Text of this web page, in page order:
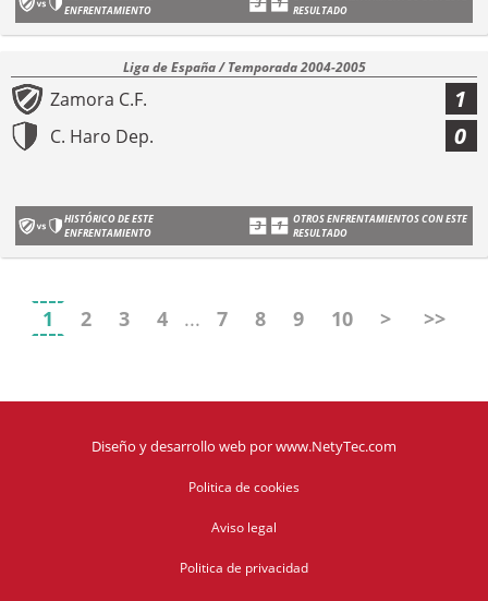
ENFRENTAMIENTO
RESULTADO
Liga de España / Temporada 2004-2005
Zamora C.F. 1
C. Haro Dep. 0
HISTÓRICO DE ESTE
ENFRENTAMIENTO
OTROS ENFRENTAMIENTOS CON ESTE
RESULTADO
1 2 3 4 ... 7 8 9 10 > >>
Diseño y desarrollo web porwww.NetyTec.com
Politica de cookies
Aviso legal
Politica de privacidad